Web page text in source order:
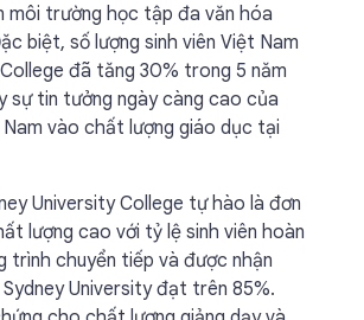
môi trường học tập đa văn hóa
biệt, số lượng sinh viên Việt Nam
đã tăng 30% trong 5 năm
sự tin tưởng ngày càng cao của
vào chất lượng giáo dục tại
University College tự hào là đơn
lượng cao với tỷ lệ sinh viên hoàn
trình chuyển tiếp và được nhận
University đạt trên 85%.